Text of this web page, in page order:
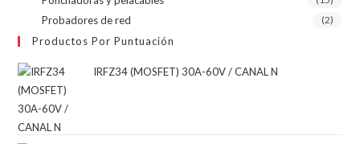
Probadores de red (2)
Productos Por Puntuación
IRFZ34 (MOSFET) 30A-60V / CANAL N